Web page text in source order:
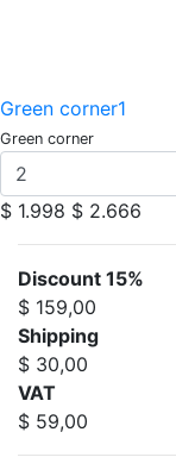
Green corner1
Green corner
$ 1.998 $ 2.666
Discount 15%
$ 159,00
Shipping
$ 30,00
VAT
$ 59,00